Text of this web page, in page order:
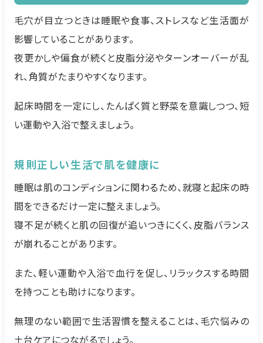
毛穴が目立つときは睡眠や食事、ストレスなど生活面が
影響していることがあります。
夜更かしや偏食が続くと皮脂分泌やターンオーバーが乱
れ、角質がたまりやすくなります。
起床時間を一定にし、たんぱく質と野菜を意識しつつ、短
い運動や入浴で整えましょう。
規則正しい生活で肌を健康に
睡眠は肌のコンディションに関わるため、就寝と起床の時
間をできるだけ一定に整えましょう。
寝不足が続くと肌の回復が追いつきにくく、皮脂バランス
が崩れることがあります。
また、軽い運動や入浴で血行を促し、リラックスする時間
を持つことも助けになります。
無理のない範囲で生活習慣を整えることは、毛穴悩みの
土台ケアにつながるでしょう。